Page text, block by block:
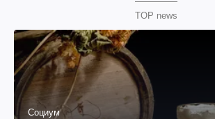
TOP news
Социум